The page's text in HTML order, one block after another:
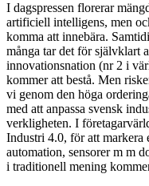
I dagspressen florerar
artificiell intelligens, men
komma att innebära.
många tar det för självklart
innovationsnation (nr 2 i
kommer att bestå. Men
vi genom den höga
med att anpassa svensk
verkligheten. I
Industri 4.0, för att markera
automation, sensorer m m
i traditionell mening